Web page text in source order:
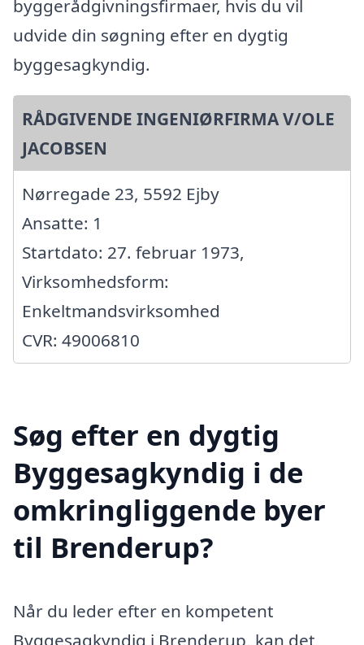
byggerådgivningsfirmaer, hvis du vil
udvide din søgning efter en dygtig
byggesagkyndig.
RÅDGIVENDE INGENIØRFIRMA V/OLE
JACOBSEN
Nørregade 23, 5592 Ejby
Ansatte: 1
Startdato: 27. februar 1973,
Virksomhedsform:
Enkeltmandsvirksomhed
CVR: 49006810
Søg efter en dygtig
Byggesagkyndig i de
omkringliggende byer
til Brenderup?
Når du leder efter en kompetent
Byggesagkyndig i Brenderup, kan det